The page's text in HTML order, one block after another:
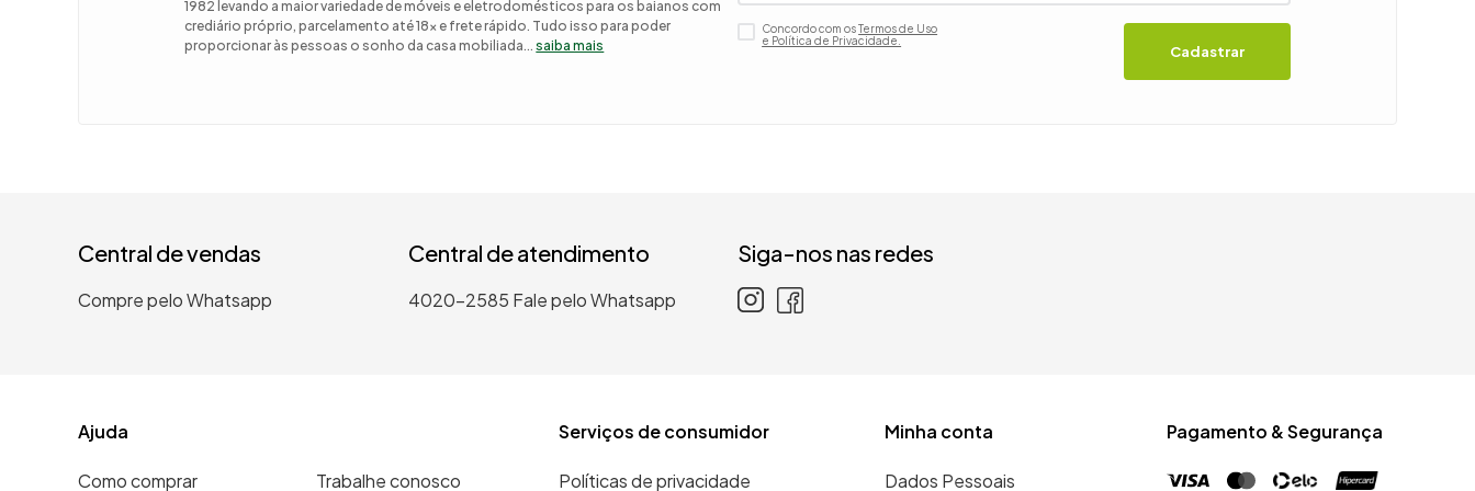
1982 levando a maior variedade de móveis e eletrodomésticos para os baianos com
crediário próprio, parcelamento até 18x e frete rápido. Tudo isso para poder
proporcionar às pessoas o sonho da casa mobiliada...saiba mais
Concordo com osTermos de Uso
e Política de Privacidade.
Cadastrar
Central de vendas
Compre pelo Whatsapp
Central de atendimento
4020-2585 Fale pelo Whatsapp
Siga-nos nas redes
Ajuda
Como comprar Trabalhe conosco
Serviços de consumidor
Políticas de privacidade
Minha conta
Dados Pessoais
Pagamento & Segurança
9º
guarda roupa casal